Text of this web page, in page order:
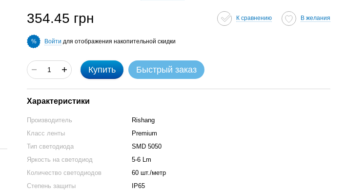
354.45 грн К сравнению В желания
% Войти для отображения накопительной скидки
Купить Быстрый заказ
Характеристики
Производитель
Rishang
Класс ленты
Premium
Тип светодиода
SMD 5050
Яркость на светодиод
5-6 Lm
Количество светодиодов
60 шт./метр
Степень защиты
IP65